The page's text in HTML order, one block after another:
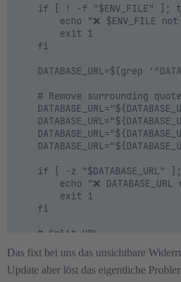
if [ ! -f "$ENV_FILE" ];
echo "❌ $ENV_FILE not
        exit 1
    fi
DATABASE_URL=$(grep
# Remove surrounding
if [ -z "$DATABASE_URL"
echo "❌ DATABASE_URL
        exit 1
    fi
    # Split URL
    local CREDS_HOST_DB
CREDS_HOST_DB=$(echo
Das fixt bei uns das unsichtbare
Update aber löst das eigentliche